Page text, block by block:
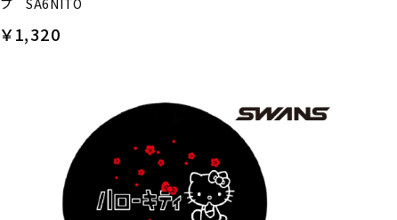
￥1,320